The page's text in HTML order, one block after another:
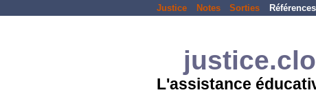
Justice Notes Sorties Références
L'assistance